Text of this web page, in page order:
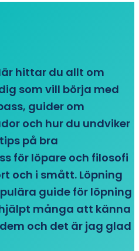
hittar du allt om
som vill börja med
guider om
och hur du undviker
på bra
för löpare och filosofi
och i smått. Löpning
guide för löpning
många att känna
och det är jag glad